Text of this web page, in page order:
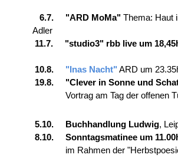
6.7. "ARD MoMa"Thema: Haut
Adler
11.7. "studio3" rbb live um
10.8. "Inas Nacht" ARD um
19.8. "Clever in Sonne und
Vortrag am Tag der offenen Tür
5.10. Buchhandlung Ludwig,
8.10. Sonntagsmatinee um
im Rahmen der